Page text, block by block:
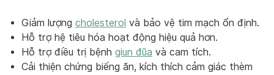
Giảm lượng cholesterol và bảo vệ tim mạch ổn định.
Hỗ trợ hệ tiêu hóa hoạt động hiệu quả hơn.
Hỗ trợ điều trị bệnh giun đũa và cam tích.
Cải thiện chứng biếng ăn, kích thích cảm giác thèm